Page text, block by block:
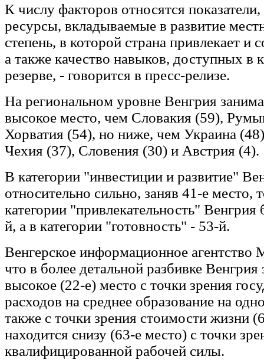
К числу факторов относятся
ресурсы, вкладываемые в развитие
степень, в которой страна привлекает и
а также качество навыков, доступных в
резерве, - говорится в пресс-релизе.
На региональном уровне Венгрия
высокое место, чем Словакия (59),
Хорватия (54), но ниже, чем Украина
Чехия (37), Словения (30) и Австрия (4).
В категории "инвестиции и развитие"
относительно сильно, заняв 41-е место,
категории "привлекательность" Венгрия
й, а в категории "готовность" - 53-й.
Венгерское информационное агентство
что в более детальной разбивке Венгрия
высокое (22-е) место с точки зрения
расходов на среднее образование на
также с точки зрения стоимости жизни
находится снизу (63-е место) с точки
квалифицированной рабочей силы.